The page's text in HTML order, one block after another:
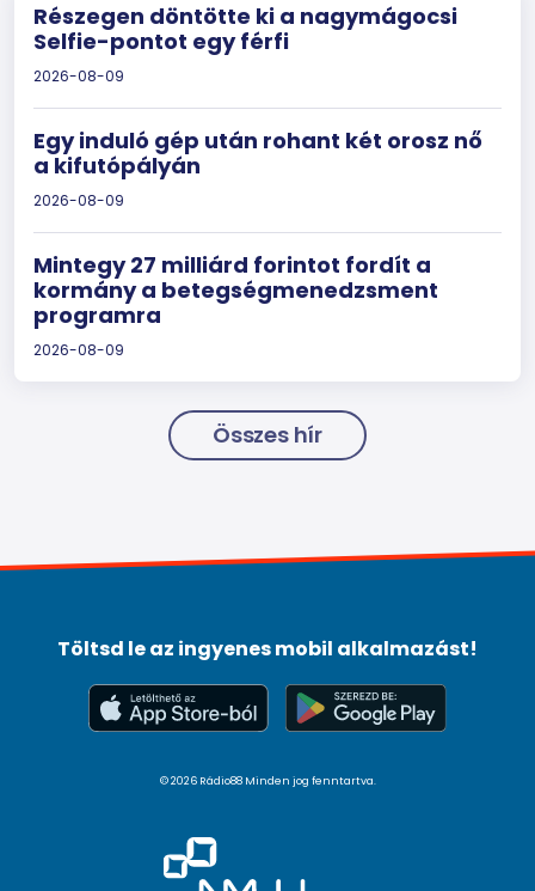
Részegen döntötte ki a nagymágocsi
Selfie-pontot egy férfi
2026-08-09
Egy induló gép után rohant két orosz nő
a kifutópályán
2026-08-09
Mintegy 27 milliárd forintot fordít a
kormány a betegségmenedzsment
programra
2026-08-09
Összes hír
Töltsd le az ingyenes mobil alkalmazást!
© 2026 Rádio88 Minden jog fenntartva.